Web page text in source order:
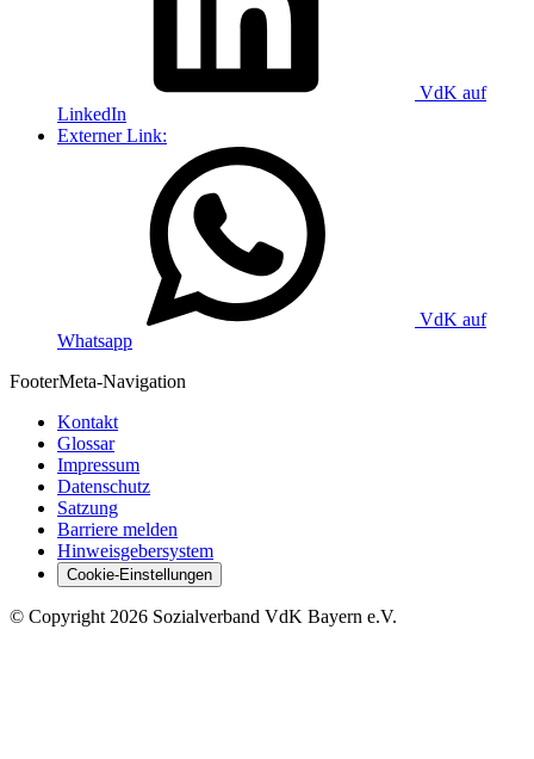
VdK auf
LinkedIn
Externer Link:
VdK auf
Whatsapp
FooterMeta-Navigation
Kontakt
Glossar
Impressum
Datenschutz
Satzung
Barriere melden
Hinweisgebersystem
Cookie-Einstellungen
© Copyright 2026 Sozialverband VdK Bayern e.V.